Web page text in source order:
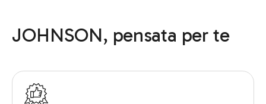
JOHNSON, pensata per te